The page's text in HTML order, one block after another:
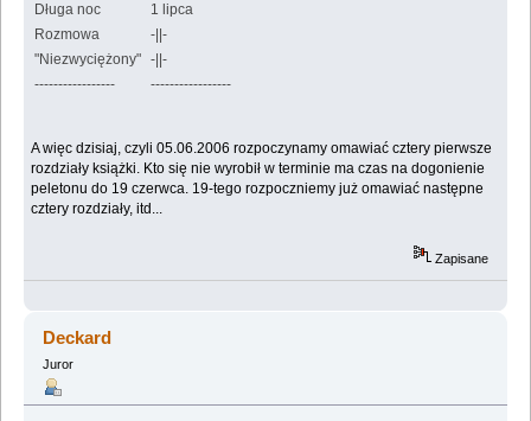
Długa noc
1 lipca
Rozmowa
-||-
"Niezwyciężony" -||-
-----------------
-----------------
A więc dzisiaj, czyli 05.06.2006 rozpoczynamy omawiać cztery pierwsze
rozdziały książki. Kto się nie wyrobił w terminie ma czas na dogonienie
peletonu do 19 czerwca. 19-tego rozpoczniemy już omawiać następne
cztery rozdziały, itd...
Zapisane
Deckard
Juror